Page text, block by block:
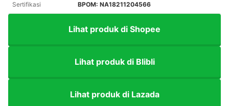
Sertifikasi BPOM: NA18211204566
Lihat produk di Shopee
Lihat produk di Blibli
Lihat produk di Lazada